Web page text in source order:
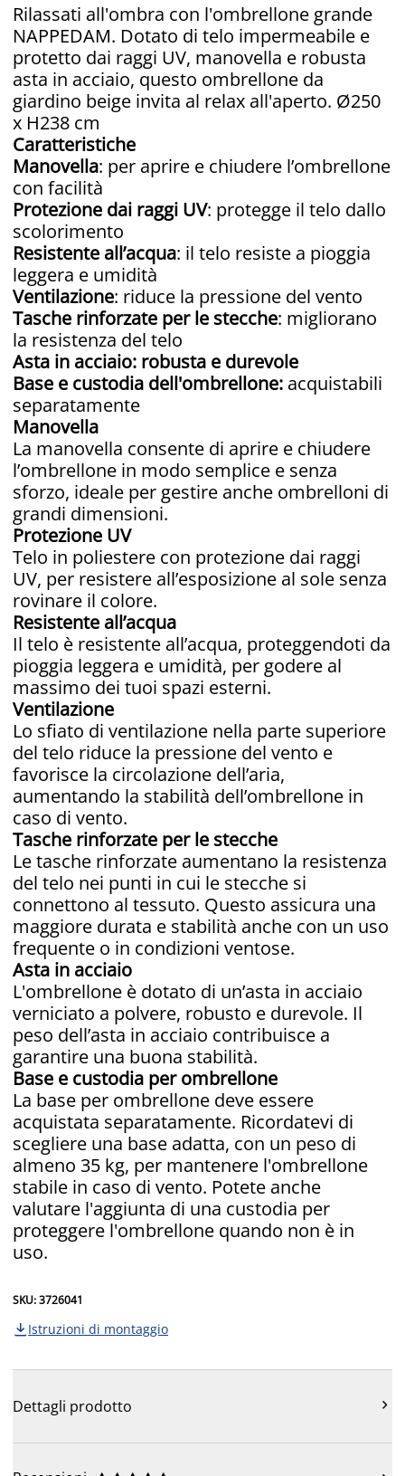
Rilassati all'ombra con l'ombrellone grande
NAPPEDAM. Dotato di telo impermeabile e
protetto dai raggi UV, manovella e robusta
asta in acciaio, questo ombrellone da
giardino beige invita al relax all'aperto. Ø250
x H238 cm
Caratteristiche
Manovella: per aprire e chiudere l’ombrellone
con facilità
Protezione dai raggi UV: protegge il telo dallo
scolorimento
Resistente all’acqua: il telo resiste a pioggia
leggera e umidità
Ventilazione: riduce la pressione del vento
Tasche rinforzate per le stecche: migliorano
la resistenza del telo
Asta in acciaio: robusta e durevole
Base e custodia dell'ombrellone: acquistabili
separatamente
Manovella
La manovella consente di aprire e chiudere
l’ombrellone in modo semplice e senza
sforzo, ideale per gestire anche ombrelloni di
grandi dimensioni.
Protezione UV
Telo in poliestere con protezione dai raggi
UV, per resistere all’esposizione al sole senza
rovinare il colore.
Resistente all’acqua
Il telo è resistente all’acqua, proteggendoti da
pioggia leggera e umidità, per godere al
massimo dei tuoi spazi esterni.
Ventilazione
Lo sfiato di ventilazione nella parte superiore
del telo riduce la pressione del vento e
favorisce la circolazione dell’aria,
aumentando la stabilità dell’ombrellone in
caso di vento.
Tasche rinforzate per le stecche
Le tasche rinforzate aumentano la resistenza
del telo nei punti in cui le stecche si
connettono al tessuto. Questo assicura una
maggiore durata e stabilità anche con un uso
frequente o in condizioni ventose.
Asta in acciaio
L'ombrellone è dotato di un’asta in acciaio
verniciato a polvere, robusto e durevole. Il
peso dell’asta in acciaio contribuisce a
garantire una buona stabilità.
Base e custodia per ombrellone
La base per ombrellone deve essere
acquistata separatamente. Ricordatevi di
scegliere una base adatta, con un peso di
almeno 35 kg, per mantenere l'ombrellone
stabile in caso di vento. Potete anche
valutare l'aggiunta di una custodia per
proteggere l'ombrellone quando non è in
uso.
SKU: 3726041
 Istruzioni di montaggio
Dettagli prodotto 